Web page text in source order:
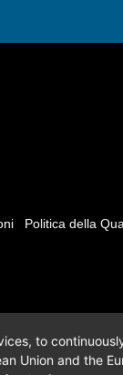
Politica della
to
Union and the